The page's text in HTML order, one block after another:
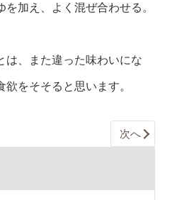
加え、よく混ぜ合わせる。
、また違った味わいにな
をそそると思います。
次へ